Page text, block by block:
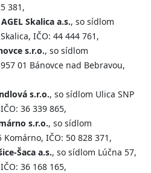
381,
Skalica a.s., so sídlom
IČO: 44 444 761,
s.r.o., so sídlom
01 Bánovce nad Bebravou,
s.r.o., so sídlom Ulica SNP
36 339 865,
s.r.o., so sídlom
Komárno, IČO: 50 828 371,
Šaca a.s., so sídlom Lúčna 57,
36 168 165,